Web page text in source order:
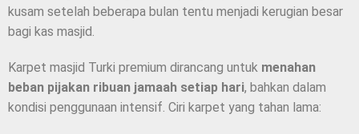
kusam setelah beberapa bulan tentu menjadi kerugian besar
bagi kas masjid.
Karpet masjid Turki premium dirancang untuk menahan
beban pijakan ribuan jamaah setiap hari, bahkan dalam
kondisi penggunaan intensif. Ciri karpet yang tahan lama: